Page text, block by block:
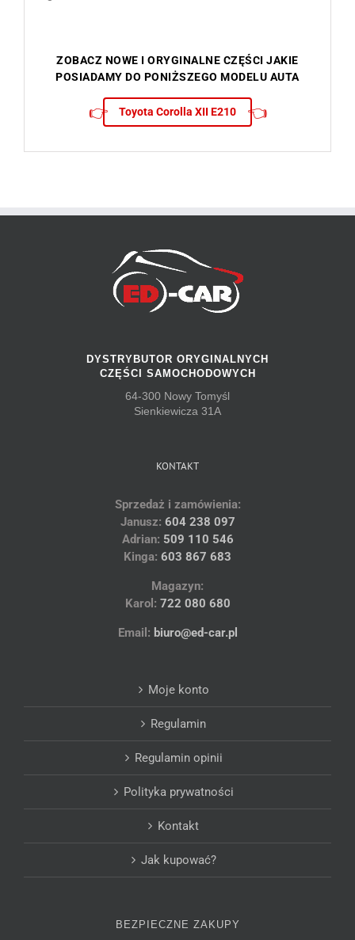
ZOBACZ NOWE I ORYGINALNE CZĘŚCI JAKIE
POSIADAMY DO PONIŻSZEGO MODELU AUTA
👉 Toyota Corolla XII E210 👈
DYSTRYBUTOR ORYGINALNYCH
CZĘŚCI SAMOCHODOWYCH
64-300 Nowy Tomyśl
Sienkiewicza 31A
KONTAKT
Sprzedaż i zamówienia:
Janusz: 604 238 097
Adrian: 509 110 546
Kinga: 603 867 683
Magazyn:
Karol: 722 080 680
Email: biuro@ed-car.pl
Moje konto
Regulamin
Regulamin opinii
Polityka prywatności
Kontakt
Jak kupować?
BEZPIECZNE ZAKUPY